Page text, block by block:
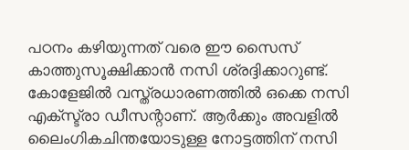
പഠനം കഴിയുന്നത് വരെ ഈ സൈസ്
കാത്തുസൂക്ഷിക്കാൻ നസി ശ്രദ്ദിക്കാറുണ്ട്.
കോളേജിൽ വസ്ത്രധാരണത്തിൽ ഒക്കെ നസി
എക്സ്ട്രാ ഡീസന്റാണ്. ആർക്കും അവളിൽ
ലൈംഗികചിന്തയോടുള്ള നോട്ടത്തിന് നസി